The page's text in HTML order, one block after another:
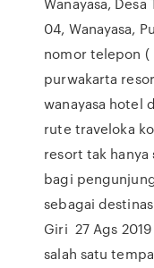
04, Wanayasa,
nomor telepon (
purwakarta
wanayasa hotel
rute traveloka
resort tak hanya
bagi
sebagai
Giri 27 Ags
salah satu